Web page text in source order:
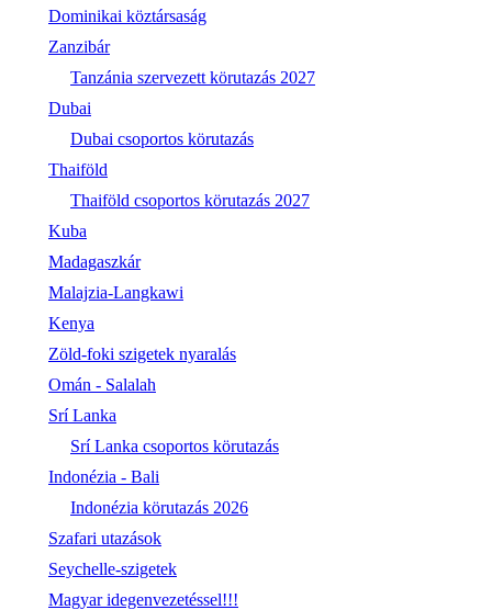
Dominikai köztársaság
Zanzibár
Tanzánia szervezett körutazás 2027
Dubai
Dubai csoportos körutazás
Thaiföld
Thaiföld csoportos körutazás 2027
Kuba
Madagaszkár
Malajzia-Langkawi
Kenya
Zöld-foki szigetek nyaralás
Omán - Salalah
Srí Lanka
Srí Lanka csoportos körutazás
Indonézia - Bali
Indonézia körutazás 2026
Szafari utazások
Seychelle-szigetek
Magyar idegenvezetéssel!!!